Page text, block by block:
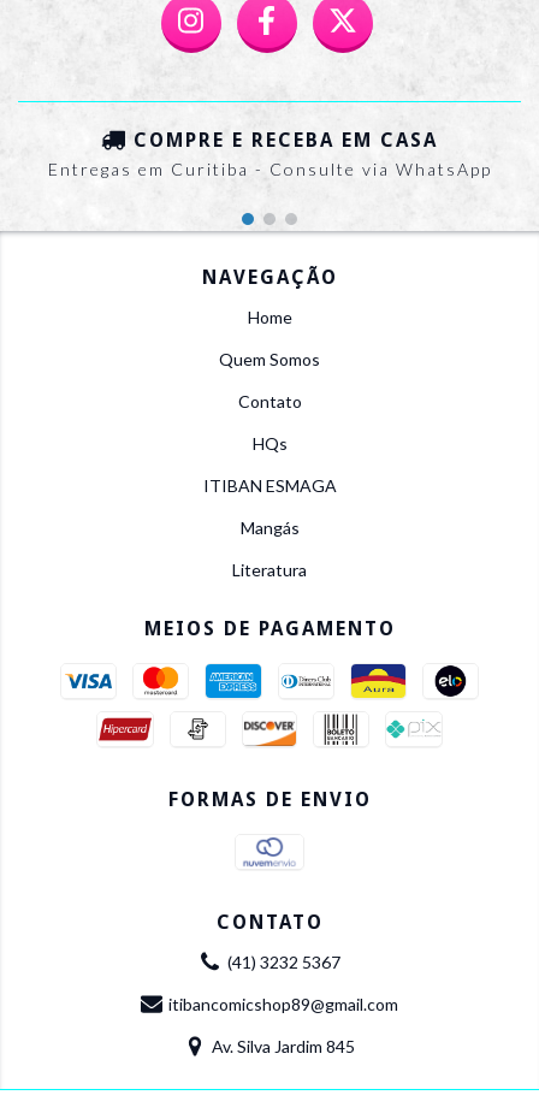
COMPRE E RECEBA EM CASA
Entregas em Curitiba - Consulte via WhatsApp
NAVEGAÇÃO
Home
Quem Somos
Contato
HQs
ITIBAN ESMAGA
Mangás
Literatura
MEIOS DE PAGAMENTO
FORMAS DE ENVIO
CONTATO
(41) 3232 5367
itibancomicshop89@gmail.com
Av. Silva Jardim 845